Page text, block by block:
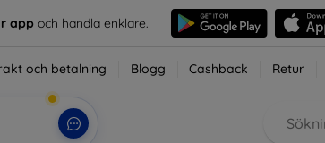
app och handla enklare.
och betalning Blogg Cashback Retur